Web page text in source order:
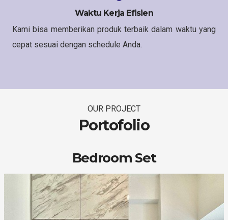
Waktu Kerja Efisien
Kami bisa memberikan produk terbaik dalam waktu yang
cepat sesuai dengan schedule Anda.
OUR PROJECT
Portofolio
Bedroom Set